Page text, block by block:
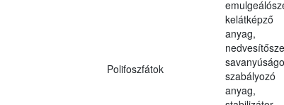
Polifoszfátok
kelátképző
anyag,
szabályozó
anyag,